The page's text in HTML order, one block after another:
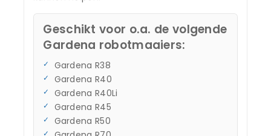
Geschikt voor o.a. de volgende
Gardena robotmaaiers:
Gardena R38
Gardena R40
Gardena R40Li
Gardena R45
Gardena R50